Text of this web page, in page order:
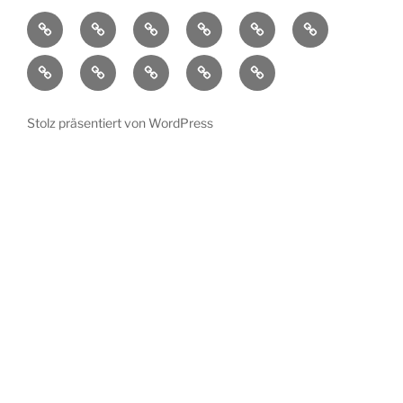
AktuellesOrtsplan
Übersicht
KunstorteKünstlerBühnenprogramm
Impressionen
Verein Pressespiegel
Kontakt Datenschutzerklärung
Impressum
Stolz präsentiert von WordPress